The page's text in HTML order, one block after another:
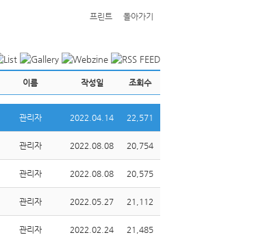
프린트 돌아가기
이름 작성일 조회수
관리자 2022.04.14 22,571
관리자 2022.08.08 20,754
관리자 2022.08.08 20,575
관리자 2022.05.27 21,112
관리자 2022.02.24 21,485